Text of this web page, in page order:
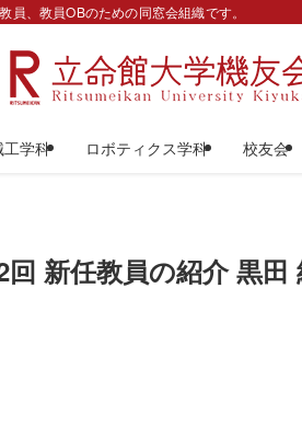
、教員OBのための同窓会組織です。
工学科 ロボティクス学科 校友会
新任教員の紹介 黒田